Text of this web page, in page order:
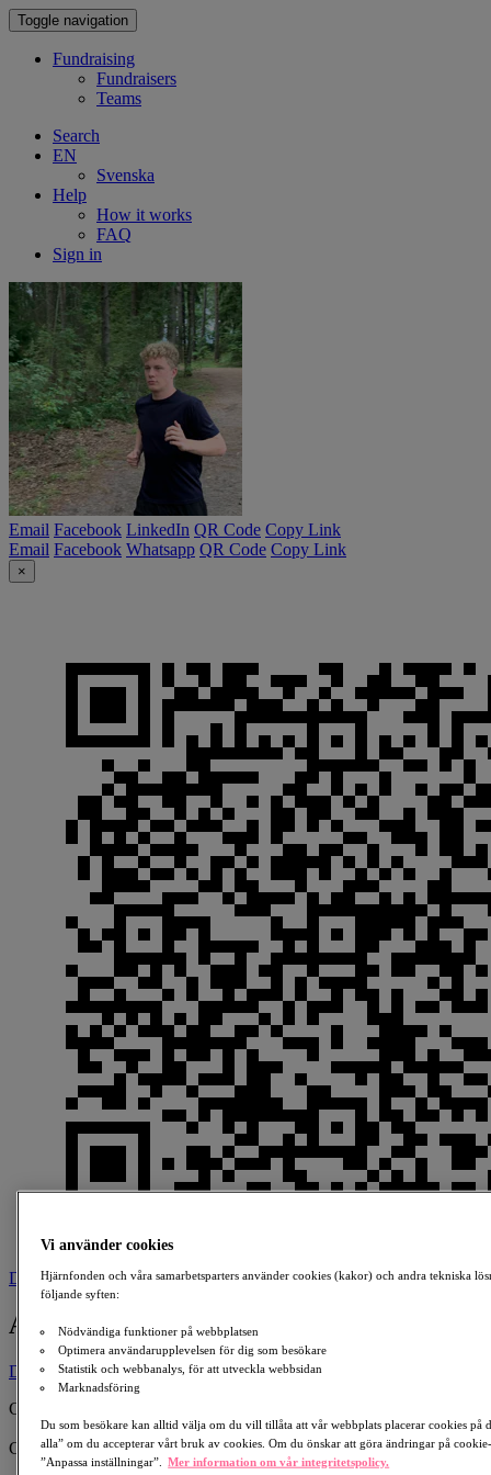
Toggle navigation
Fundraising
Fundraisers
Teams
Search
EN
Svenska
Help
How it works
FAQ
Sign in
Email Facebook LinkedIn QR Code Copy Link
Email Facebook Whatsapp QR Code Copy Link
×
Download
Axels klassiker
Donate
Created By:
Lisa Oltegen
Collecting for:
ALS
Vi använder cookies
Hjärnfonden och våra samarbetsparters använder cookies (kakor) och andra tekniska
följande syften:
Nödvändiga funktioner på webbplatsen
Optimera användarupplevelsen för dig som besökare
Statistik och webbanalys, för att utveckla webbsidan
Marknadsföring
Du som besökare kan alltid välja om du vill tillåta att vår webbplats placerar cookies på
alla” om du accepterar vårt bruk av cookies. Om du önskar att göra ändringar på
”Anpassa inställningar”.
Mer information om vår integritetspolicy.